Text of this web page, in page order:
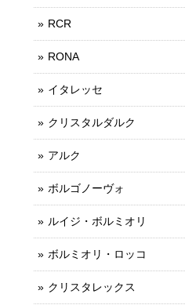
RCR
RONA
イタレッセ
クリスタルダルク
アルク
ボルゴノーヴォ
ルイジ・ボルミオリ
ボルミオリ・ロッコ
クリスタレックス